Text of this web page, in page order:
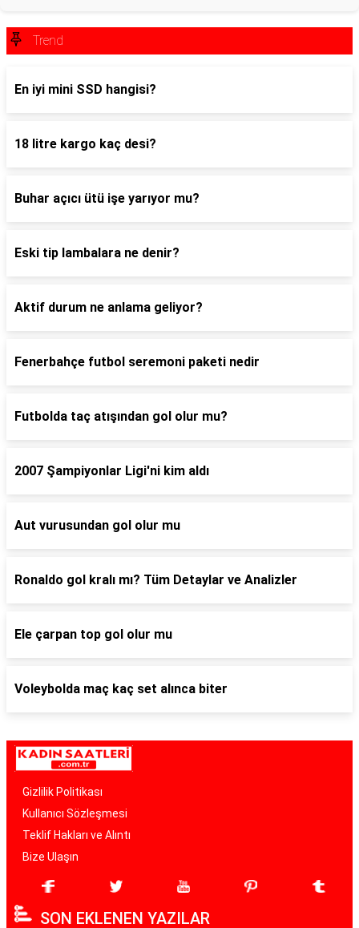
Trend
En iyi mini SSD hangisi?
18 litre kargo kaç desi?
Buhar açıcı ütü işe yarıyor mu?
Eski tip lambalara ne denir?
Aktif durum ne anlama geliyor?
Fenerbahçe futbol seremoni paketi nedir
Futbolda taç atışından gol olur mu?
2007 Şampiyonlar Ligi'ni kim aldı
Aut vurusundan gol olur mu
Ronaldo gol kralı mı? Tüm Detaylar ve Analizler
Ele çarpan top gol olur mu
Voleybolda maç kaç set alınca biter
Gizlilik Politikası
Kullanıcı Sözleşmesi
Teklif Hakları ve Alıntı
Bize Ulaşın
SON EKLENEN YAZILAR